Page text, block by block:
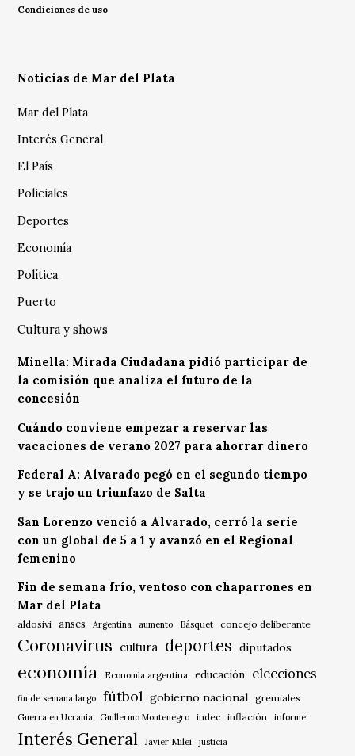
Condiciones de uso
Noticias de Mar del Plata
Mar del Plata
Interés General
El País
Policiales
Deportes
Economía
Política
Puerto
Cultura y shows
Minella: Mirada Ciudadana pidió participar de
la comisión que analiza el futuro de la
concesión
Cuándo conviene empezar a reservar las
vacaciones de verano 2027 para ahorrar dinero
Federal A: Alvarado pegó en el segundo tiempo
y se trajo un triunfazo de Salta
San Lorenzo venció a Alvarado, cerró la serie
con un global de 5 a 1 y avanzó en el Regional
femenino
Fin de semana frío, ventoso con chaparrones en
Mar del Plata
aldosivi anses Argentina aumento Básquet concejo deliberante
Coronavirus cultura deportes diputados
economía Economía argentina educación elecciones
fin de semana largo fútbol gobierno nacional gremiales
Guerra en Ucrania Guillermo Montenegro indec inflación informe
Interés General Javier Milei justicia